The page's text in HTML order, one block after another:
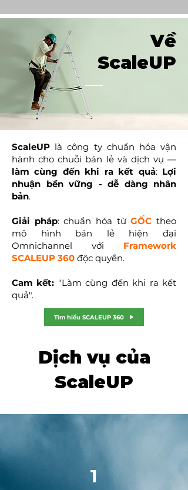
Về
ScaleUP
ScaleUP là công ty chuẩn hóa vận
hành cho chuỗi bán lẻ và dịch vụ —
làm cùng đến khi ra kết quả: Lợi
nhuận bền vững - dễ dàng nhân
bản.​
Giải pháp: chuẩn hóa từGỐC theo
mô hình bán lẻ hiện đại
Omnichannel với Framework
SCALEUP 360 độc quyền.
Cam kết: "Làm cùng đến khi ra kết
quả".
Tìm hiểu SCALEUP 360
Dịch vụ của
ScaleUP
1